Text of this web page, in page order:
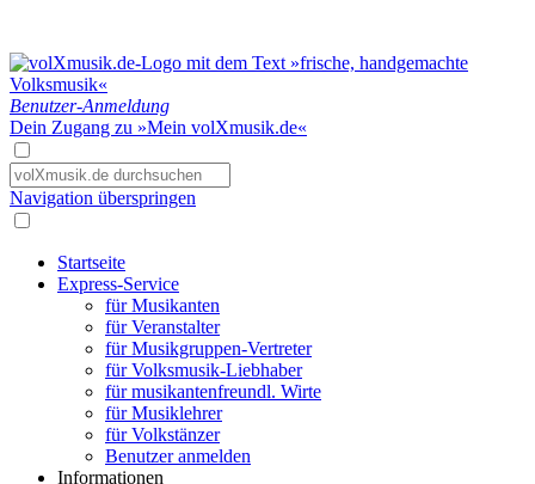
Benutzer-Anmeldung
Dein Zugang zu »Mein volXmusik.de«
Navigation überspringen
Startseite
Express-Service
für Musikanten
für Veranstalter
für Musikgruppen-Vertreter
für Volksmusik-Liebhaber
für musikantenfreundl. Wirte
für Musiklehrer
für Volkstänzer
Benutzer anmelden
Informationen